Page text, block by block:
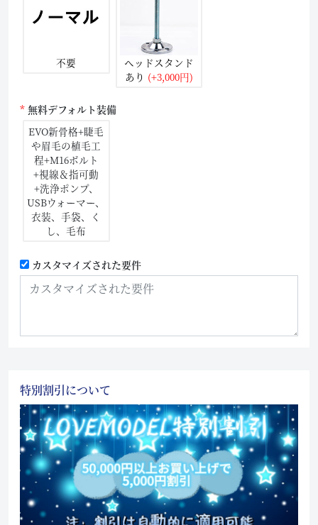
不要
ヘッドスタンド
あり (+3,000円)
無料デフォルト装備
EVO新骨格+睫毛
や眉毛の植毛工
程+M16ボルト
+視線＆指可動
+洗浄ポンプ、
USBウォーマー、
衣装、手袋、く
し、毛布
カスタマイズされた要件
特別割引について